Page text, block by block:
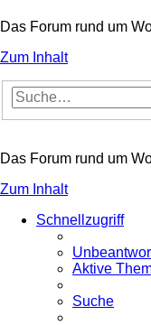
Das Forum rund um
Zum Inhalt
Das Forum rund um
Zum Inhalt
Schnellzugriff
Aktive
Suche